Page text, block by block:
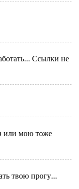
Ссылки не
или мою тоже
твою прогу...